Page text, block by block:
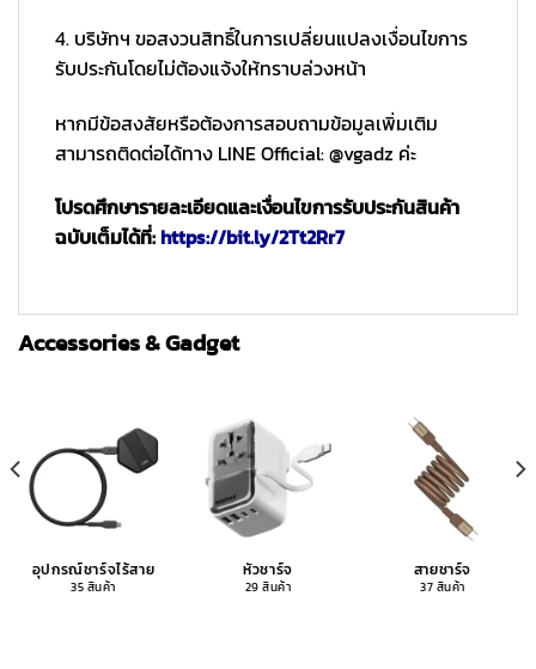
4. บริษัทฯ ขอสงวนสิทธิ์ในการเปลี่ยนแปลงเงื่อนไขการ
รับประกันโดยไม่ต้องแจ้งให้ทราบล่วงหน้า
หากมีข้อสงสัยหรือต้องการสอบถามข้อมูลเพิ่มเติม
สามารถติดต่อได้ทาง LINE Official: @vgadz ค่ะ
โปรดศึกษารายละเอียดและเงื่อนไขการรับประกันสินค้า
ฉบับเต็มได้ที่:https://bit.ly/2Tt2Rr7
Accessories & Gadget
อุปกรณ์ชาร์จไร้สาย
35 สินค้า
หัวชาร์จ
29 สินค้า
สายชาร์จ
37 สินค้า